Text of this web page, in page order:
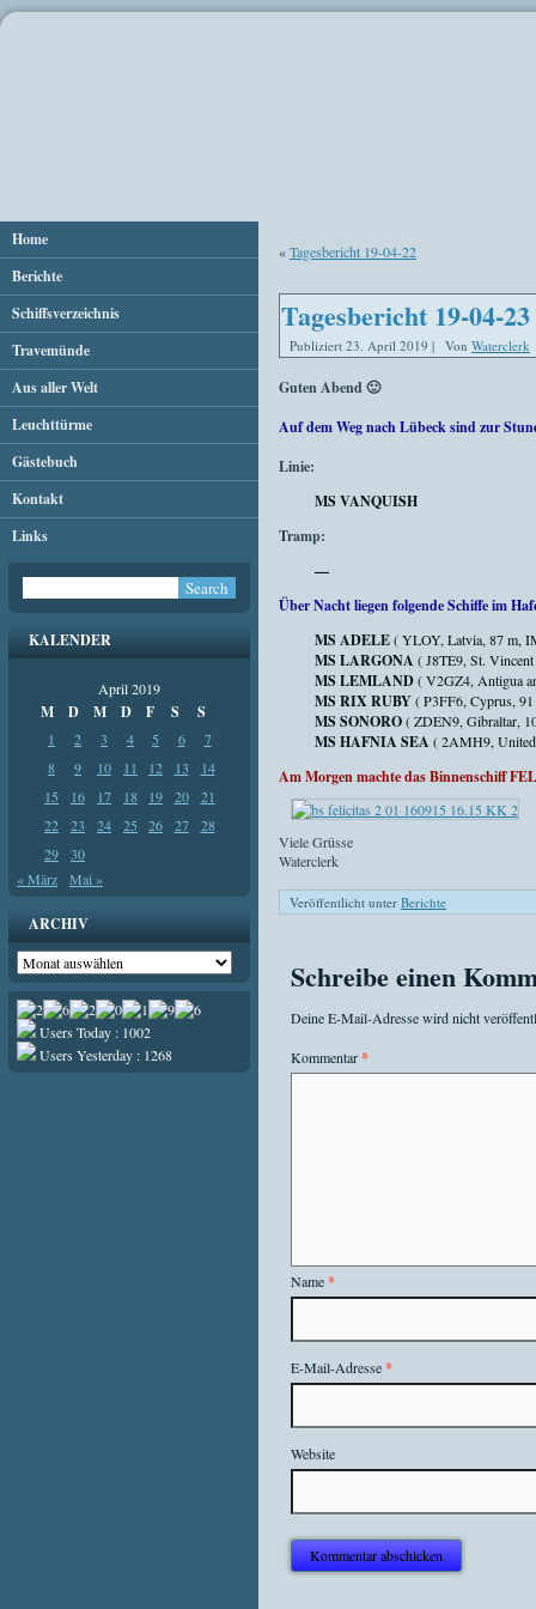
Home
Berichte
Schiffsverzeichnis
Travemünde
Aus aller Welt
Leuchttürme
Gästebuch
Kontakt
Links
KALENDER
April 2019
M D M D F S S
1 2 3 4 5 6
7
8
9 10 11 12 13
14
15
16 17 18 19 20
21
22
23 24 25 26 27
28
29
30
« März
Mai »
ARCHIV
Archiv
Users Today : 1002
Users Yesterday : 1268
«Tagesbericht 19-04-22
Tagesbericht 19-04-23
Publiziert 23. April 2019 | Von Waterclerk
Guten Abend 🙂
Auf dem Weg nach Lübeck sind zur
Linie:
MS VANQUISH
Tramp:
—
Über Nacht liegen folgende Schiffe im
MS ADELE( YLOY, Latvia, 87 m,
MS LARGONA ( J8TE9, St.
MS LEMLAND( V2GZ4, Antigua
MS RIX RUBY( P3FF6, Cyprus,
MS SONORO( ZDEN9, Gibraltar,
MS HAFNIA SEA ( 2AMH9,
Am Morgen machte das Binnenschiff
Viele Grüsse
Waterclerk
Veröffentlicht unter Berichte
Schreibe einen
Deine E-Mail-Adresse wird nicht
Kommentar*
Name*
E-Mail-Adresse*
Website